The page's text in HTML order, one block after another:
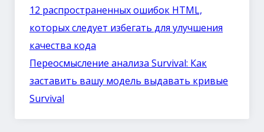
12 распространенных ошибок HTML,
которых следует избегать для улучшения
качества кода
Переосмысление анализа Survival: Как
заставить вашу модель выдавать кривые
Survival